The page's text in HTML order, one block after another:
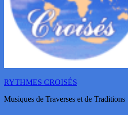
RYTHMES CROISÉS
Musiques de Traverses et de Traditions